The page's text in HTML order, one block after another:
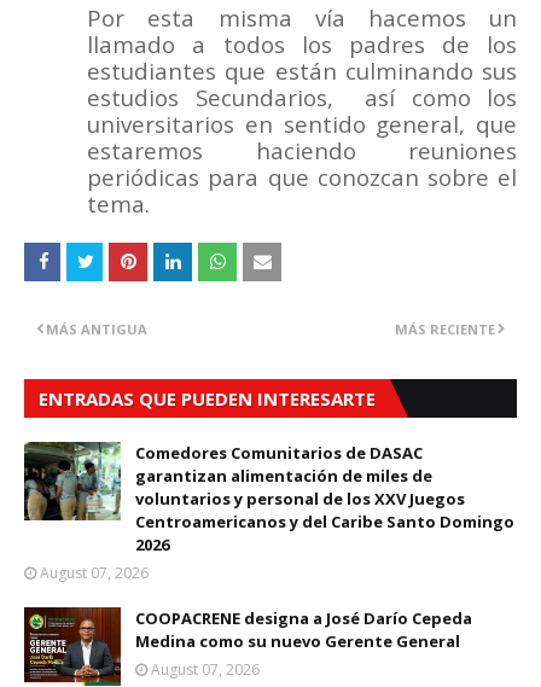
Por esta misma vía hacemos un
llamado a todos los padres de los
estudiantes que están culminando sus
estudios Secundarios,
así como los
universitarios en sentido general, que
estaremos haciendo reuniones
periódicas para que conozcan sobre el
tema.
MÁS RECIENTE
MÁS ANTIGUA
ENTRADAS QUE PUEDEN INTERESARTE
Comedores Comunitarios de DASAC
garantizan alimentación de miles de
voluntarios y personal de los XXV Juegos
Centroamericanos y del Caribe Santo Domingo
2026
August 07, 2026
COOPACRENE designa a José Darío Cepeda
Medina como su nuevo Gerente General
August 07, 2026